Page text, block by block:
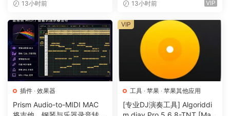
男声和女声模式切换
旁通、处理量监听、速度和精度控制
即刻将原始粗糙人声变得平衡且具混音完成感
加快你的人声混音工作，无需再靠猜测
无缝且具音乐性的动态控制
线性相位处理曲线
中频可精细调整，实现更集中的处理
13小时前 13小时前 VIP
插件 · 效果器
Prism Audio-to-MIDI MAC
工具 · 苹果 · 苹果其他应用
[专业DJ演奏工具] Algoriddi
VIP